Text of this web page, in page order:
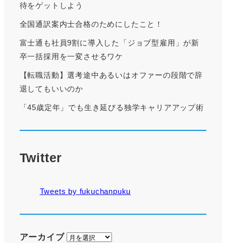
待をゲットしよう
全国通訳案内士合格のためにしたこと！
富士通も社員9割に導入した「ジョブ型雇用」が新
卒一括採用を一変させるワケ
【転職活動】選考途中あるいはオファーの段階で辞
退してもいいのか
「45歳定年」でも生き延びる独学キャリアアップ術
Twitter
Tweets by fukuchanpuku
アーカイブ
ア